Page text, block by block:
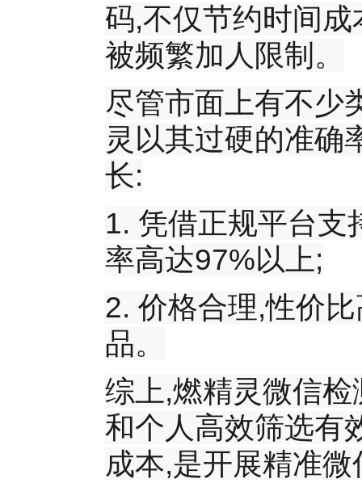
码,不仅节约时间
被频繁加人限制。
尽管市面上有不少
灵以其过硬的准确
长:
1. 凭借正规平台支
率高达97%以上;
2. 价格合理,性价
品。
综上,燃精灵微信
和个人高效筛选有
成本,是开展精准